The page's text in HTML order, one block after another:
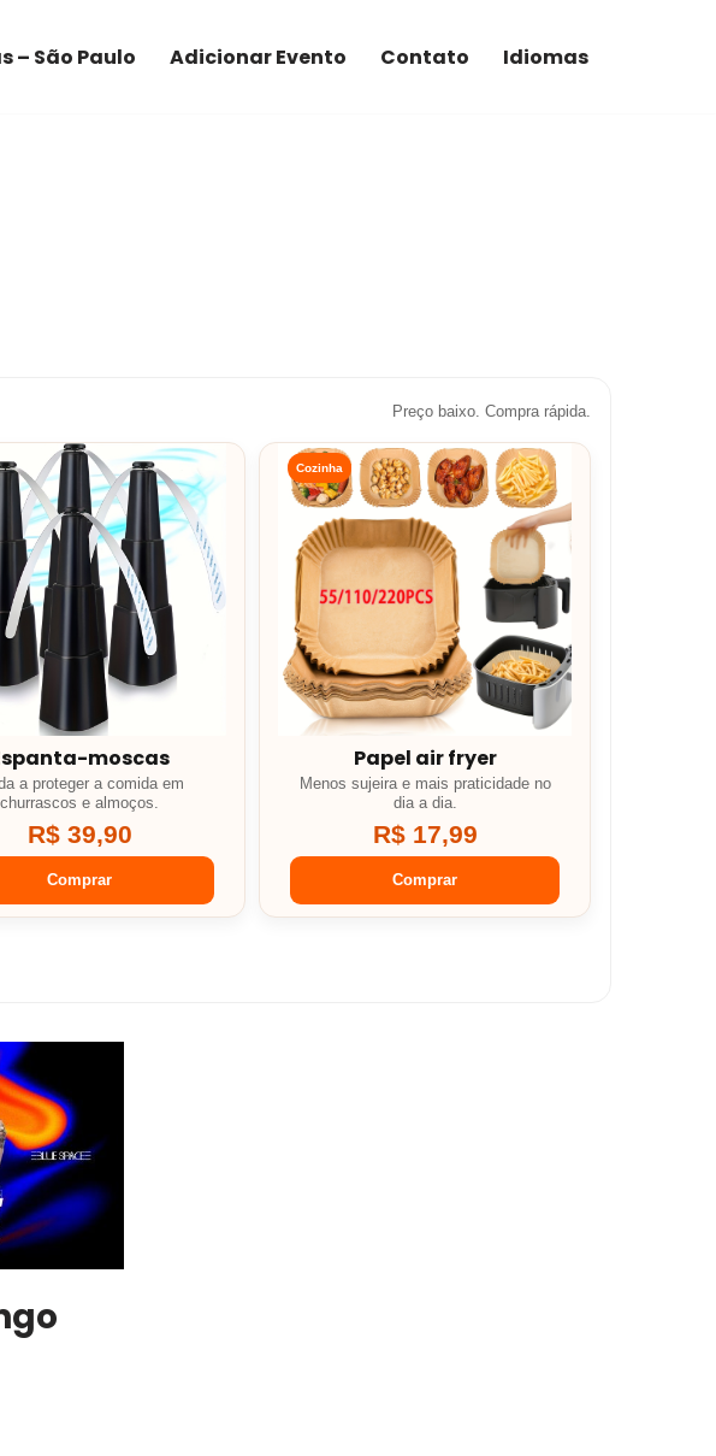
– São Paulo Adicionar Evento Contato Idiomas
Preço baixo. Compra rápida.
moscas
a proteger a comida em
churrascos e almoços.
R$ 39,90
Comprar
Cozinha
Papel air fryer
Menos sujeira e mais praticidade no
dia a dia.
R$ 17,99
Comprar